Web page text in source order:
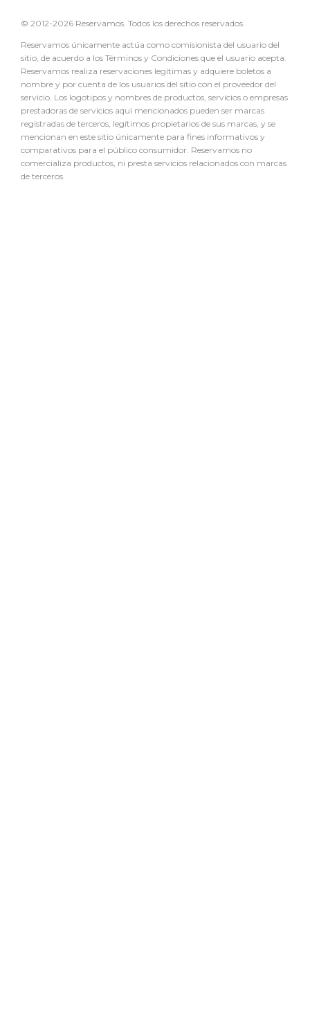
© 2012-2026 Reservamos. Todos los derechos reservados.
Reservamos únicamente actúa como comisionista del usuario del
sitio, de acuerdo a los Términos y Condiciones que el usuario acepta.
Reservamos realiza reservaciones legítimas y adquiere boletos a
nombre y por cuenta de los usuarios del sitio con el proveedor del
servicio. Los logotipos y nombres de productos, servicios o empresas
prestadoras de servicios aquí mencionados pueden ser marcas
registradas de terceros, legítimos propietarios de sus marcas, y se
mencionan en este sitio únicamente para fines informativos y
comparativos para el público consumidor. Reservamos no
comercializa productos, ni presta servicios relacionados con marcas
de terceros.